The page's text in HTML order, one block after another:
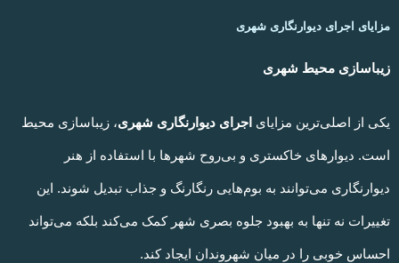
مزایای اجرای دیوارنگاری شهری
زیباسازی محیط شهری
یکی از اصلی‌ترین مزایایاجرای دیوارنگاری شهری، زیباسازی محیط
است. دیوارهای خاکستری و بی‌روح شهرها با استفاده از هنر
دیوارنگاری می‌توانند به بوم‌هایی رنگارنگ و جذاب تبدیل شوند. این
تغییرات نه تنها به بهبود جلوه بصری شهر کمک می‌کند بلکه می‌تواند
احساس خوبی را در میان شهروندان ایجاد کند.